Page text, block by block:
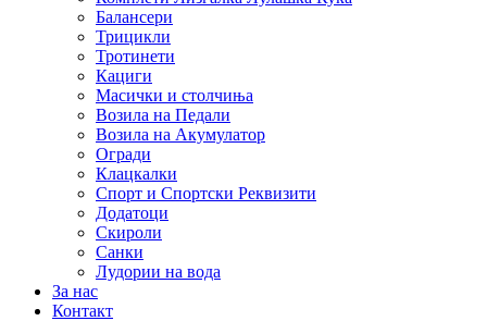
Балансери
Трицикли
Тротинети
Кациги
Mасички и столчиња
Возила на Педали
Возила на Акумулатор
Огради
Клацкалки
Спорт и Спортски Реквизити
Додатоци
Скироли
Санки
Лудории на вода
За нас
Контакт